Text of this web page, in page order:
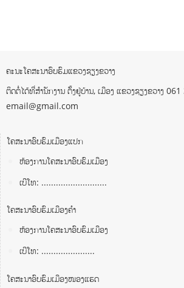
ຄະນະໂຄສະນາອົບຮົມແຂວງຊຽງຂວາງ
ຕິດຕໍ່ໄດ້ທີ່ສຳນັກງານ ຕັ້ງຢູ່ບ້ານ, ເມືອງ ແຂວງຊຽງຂວາງ
email@gmail.com
ໂຄສະນາອົບຮົມເມືອງແປກ
ຫ້ອງການໂຄສະນາອົບຮົມເມືອງ
ເບີໂທ: ...........................
ໂຄສະນາອົບຮົມເມືອງຄໍາ
ຫ້ອງການໂຄສະນາອົບຮົມເມືອງ
ເບີໂທ: ......................
ໂຄສະນາອົບຮົມເມືອງໜອງແຮດ